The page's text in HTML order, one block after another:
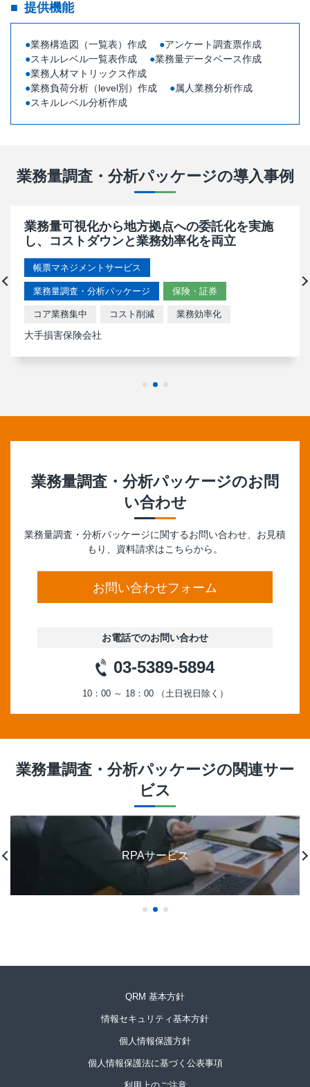
提供機能
業務構造図（一覧表）作成
アンケート調査票作成
スキルレベル一覧表作成
業務量データベース作成
業務人材マトリックス作成
業務負荷分析（level別）作成
属人業務分析作成
スキルレベル分析作成
業務量調査・分析パッケージの導入事例
業務量可視化から地方拠点への委託化を実施
し、コストダウンと業務効率化を両立
帳票マネジメントサービス
業務量調査・分析パッケージ 保険・証券
コア業務集中 コスト削減 業務効率化
大手損害保険会社
業務量調査・分析パッケージのお問
い合わせ
業務量調査・分析パッケージに関するお問い合わせ、お見積
もり、資料請求はこちらから。
お問い合わせフォーム
お電話でのお問い合わせ
03-5389-5894
10：00 ～ 18：00 （土日祝日除く）
業務量調査・分析パッケージの関連サー
ビス
RPAサービス
QRM 基本方針
情報セキュリティ基本方針
個人情報保護方針
個人情報保護法に基づく公表事項